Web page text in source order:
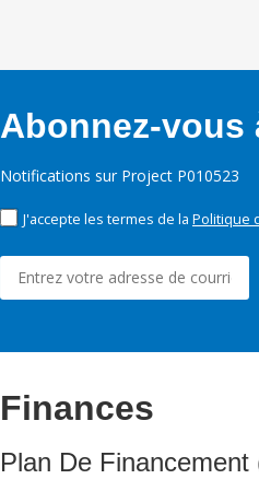
Abonnez-vous
Notifications sur Project P010523
J'accepte les termes de la Politique
Finances
Plan De